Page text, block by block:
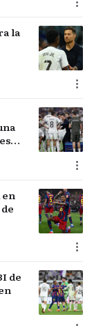
la
en
de